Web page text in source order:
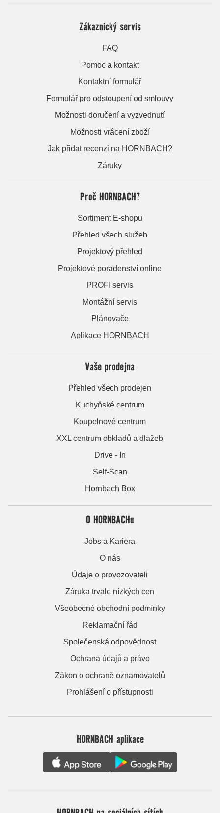
Zákaznický servis
FAQ
Pomoc a kontakt
Kontaktní formulář
Formulář pro odstoupení od smlouvy
Možnosti doručení a vyzvednutí
Možnosti vrácení zboží
Jak přidat recenzi na HORNBACH?
Záruky
Proč HORNBACH?
Sortiment E-shopu
Přehled všech služeb
Projektový přehled
Projektové poradenství online
PROFI servis
Montážní servis
Plánovače
Aplikace HORNBACH
Vaše prodejna
Přehled všech prodejen
Kuchyňské centrum
Koupelnové centrum
XXL centrum obkladů a dlažeb
Drive - In
Self-Scan
Hornbach Box
O HORNBACHu
Jobs a Kariera
O nás
Údaje o provozovateli
Záruka trvale nízkých cen
Všeobecné obchodní podmínky
Reklamační řád
Společenská odpovědnost
Ochrana údajů a právo
Zákon o ochraně oznamovatelů
Prohlášení o přístupnosti
HORNBACH aplikace